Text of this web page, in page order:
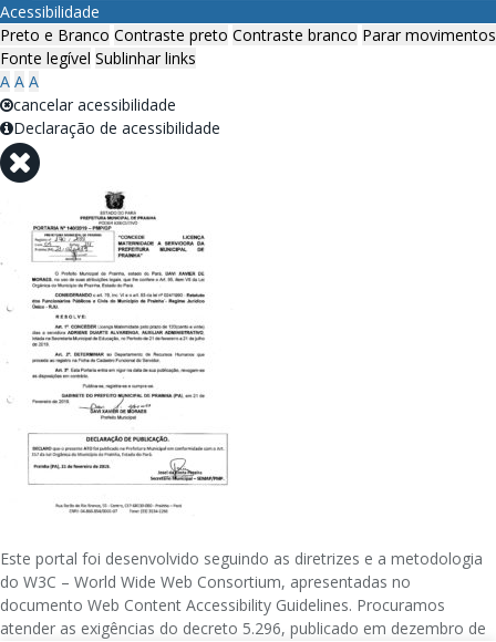
Acessibilidade
Preto e Branco Contraste preto Contraste branco Parar movimentos
Fonte legível Sublinhar links
A A A
cancelar acessibilidade
Declaração de acessibilidade
Este portal foi desenvolvido seguindo as diretrizes e a metodologia
do W3C – World Wide Web Consortium, apresentadas no
documento Web Content Accessibility Guidelines. Procuramos
atender as exigências do decreto 5.296, publicado em dezembro de